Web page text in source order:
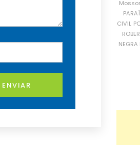
ENVIAR
CIVIL
NEGRA